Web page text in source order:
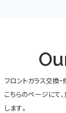
フロントガラス交換
こちらのページにて
します。